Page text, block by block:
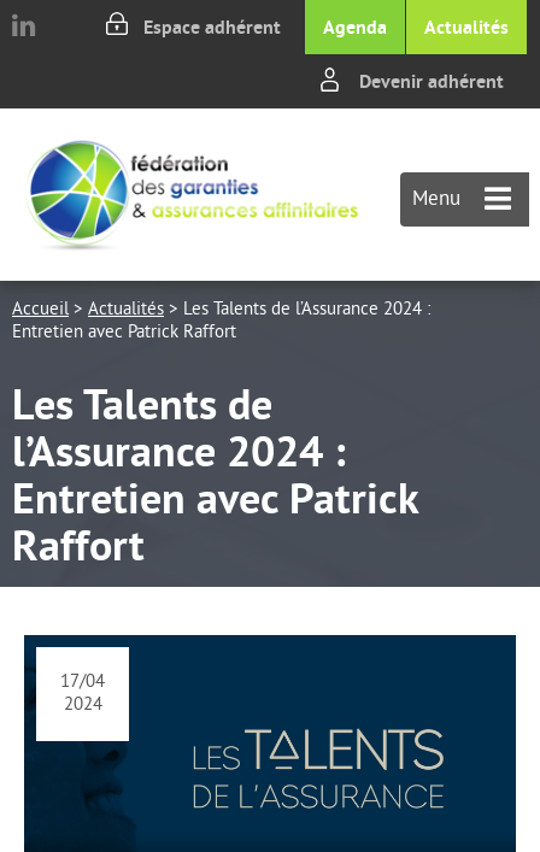
Aller au texte
Aller au menu
Actualités
Agenda
Espace adhérent
Devenir adhérent
Menu
contenu
Accueil> Actualités > Les Talents de l’Assurance 2024 :
Entretien avec Patrick Raffort
Les Talents de
l’Assurance 2024 :
Entretien avec Patrick
Raffort
17/04
2024